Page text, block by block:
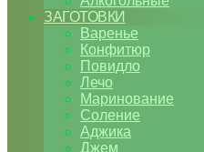
ЗАГОТОВКИ
Варенье
Конфитюр
Повидло
Лечо
Маринование
Соление
Аджика
Джем